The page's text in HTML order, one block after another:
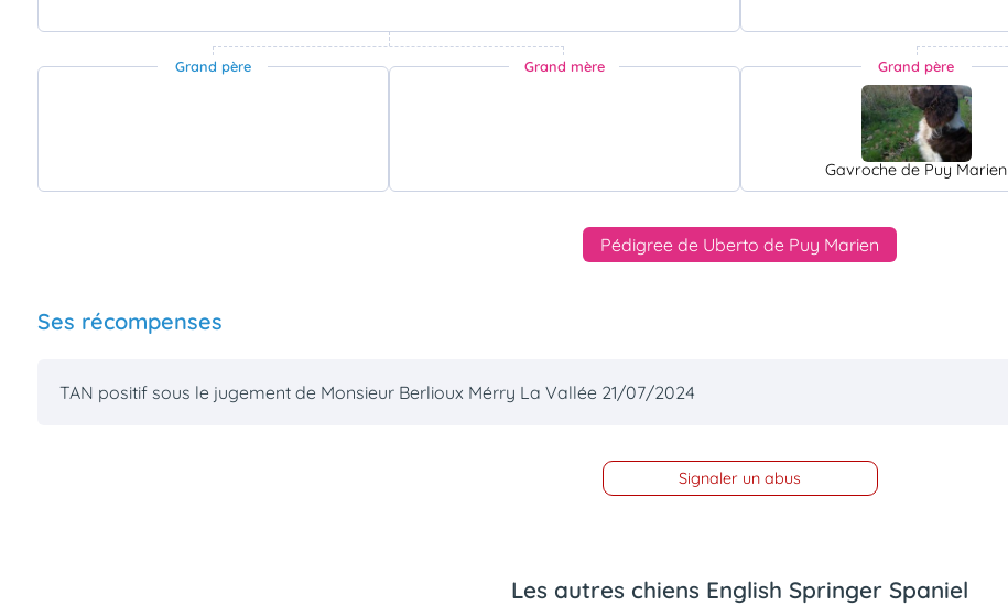
Grand père Grand mère Grand père
Gavroche de Puy Marien
Pédigree de Uberto de Puy Marien
Ses récompenses
TAN positif sous le jugement de Monsieur Berlioux Mérry La Vallée 21/07/2024
Signaler un abus
Les autres chiens English Springer Spaniel